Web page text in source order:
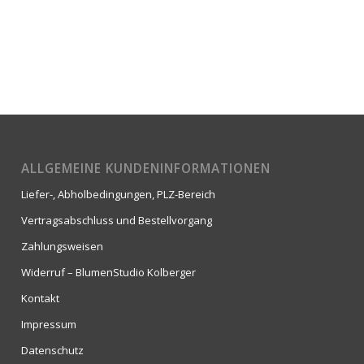
ALLGEMEINE KUNDENINFORMATIONEN
Liefer-, Abholbedingungen, PLZ-Bereich
Vertragsabschluss und Bestellvorgang
Zahlungsweisen
Widerruf – BlumenStudio Kolberger
Kontakt
Impressum
Datenschutz